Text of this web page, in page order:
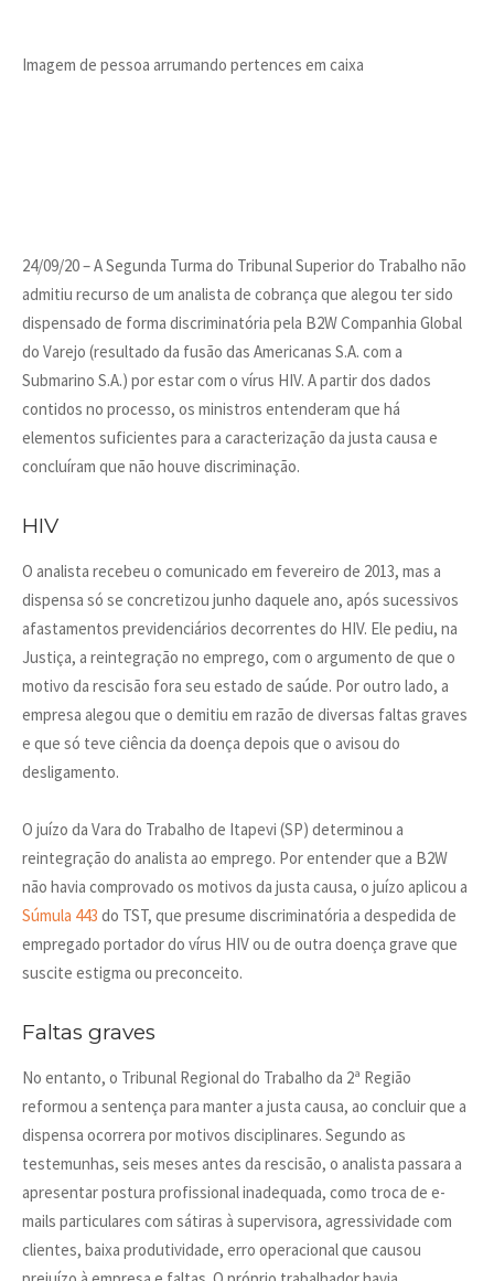
Imagem de pessoa arrumando pertences em caixa
24/09/20 – A Segunda Turma do Tribunal Superior do Trabalho não
admitiu recurso de um analista de cobrança que alegou ter sido
dispensado de forma discriminatória pela B2W Companhia Global
do Varejo (resultado da fusão das Americanas S.A. com a
Submarino S.A.) por estar com o vírus HIV. A partir dos dados
contidos no processo, os ministros entenderam que há
elementos suficientes para a caracterização da justa causa e
concluíram que não houve discriminação.
HIV
O analista recebeu o comunicado em fevereiro de 2013, mas a
dispensa só se concretizou junho daquele ano, após sucessivos
afastamentos previdenciários decorrentes do HIV. Ele pediu, na
Justiça, a reintegração no emprego, com o argumento de que o
motivo da rescisão fora seu estado de saúde. Por outro lado, a
empresa alegou que o demitiu em razão de diversas faltas graves
e que só teve ciência da doença depois que o avisou do
desligamento.
O juízo da Vara do Trabalho de Itapevi (SP) determinou a
reintegração do analista ao emprego. Por entender que a B2W
não havia comprovado os motivos da justa causa, o juízo aplicou a
Súmula 443 do TST, que presume discriminatória a despedida de
empregado portador do vírus HIV ou de outra doença grave que
suscite estigma ou preconceito.
Faltas graves
No entanto, o Tribunal Regional do Trabalho da 2ª Região
reformou a sentença para manter a justa causa, ao concluir que a
dispensa ocorrera por motivos disciplinares. Segundo as
testemunhas, seis meses antes da rescisão, o analista passara a
apresentar postura profissional inadequada, como troca de e-
mails particulares com sátiras à supervisora, agressividade com
clientes, baixa produtividade, erro operacional que causou